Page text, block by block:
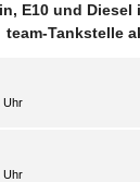
E10 und Diesel
team-Tankstelle
Uhr
Uhr